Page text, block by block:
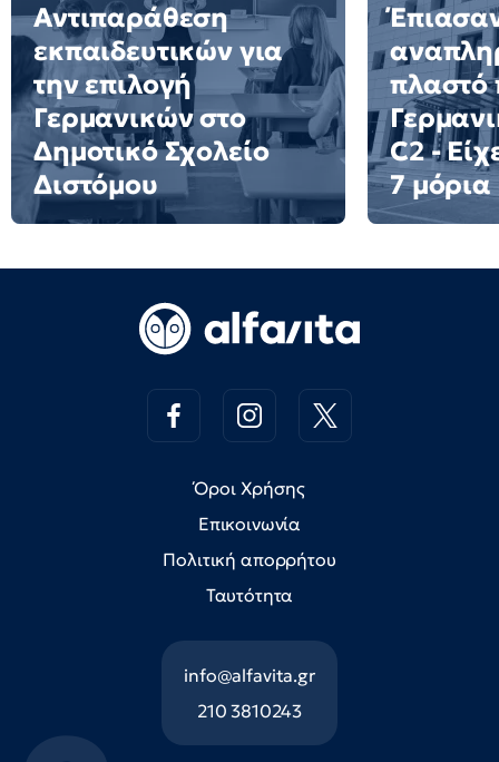
Αντιπαράθεση
εκπαιδευτικών για
την επιλογή
Γερμανικών στο
Δημοτικό Σχολείο
Διστόμου
πλαστό
C2 -
7 μόρια
Όροι Χρήσης
Επικοινωνία
Πολιτική απορρήτου
Ταυτότητα
info@alfavita.gr
210 3810243